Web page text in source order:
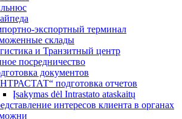
экспортный терминал
склады
и Транзитный центр
посредничество
документов
подготовка отчетов
Įsakymas dėl Intrastato ataskaitų
интересов клиента в органах